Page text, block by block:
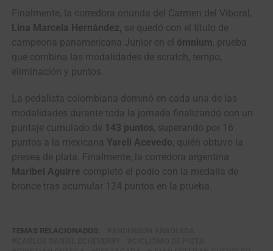
Finalmente, la corredora oriunda del Carmen del Viboral,
Lina Marcela Hernández, se quedó con el título de
campeona panamericana Junior en el ómnium, prueba
que combina las modalidades de scratch, tempo,
eliminación y puntos.
La pedalista colombiana dominó en cada una de las
modalidades durante toda la jornada finalizando con un
puntaje cumulado de 143 puntos, superando por 16
puntos a la mexicana Yareli Acevedo, quién obtuvo la
presea de plata. Finalmente, la corredora argentina
Maribel Aguirre completó el podio con la medalla de
bronce tras acumular 124 puntos en la prueba.
TEMAS RELACIONADOS: